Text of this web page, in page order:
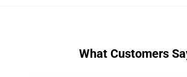
What Customers